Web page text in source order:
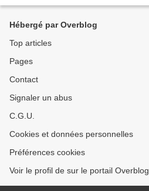
Hébergé par Overblog
Top articles
Pages
Contact
Signaler un abus
C.G.U.
Cookies et données personnelles
Préférences cookies
Voir le profil de sur le portail Overblog